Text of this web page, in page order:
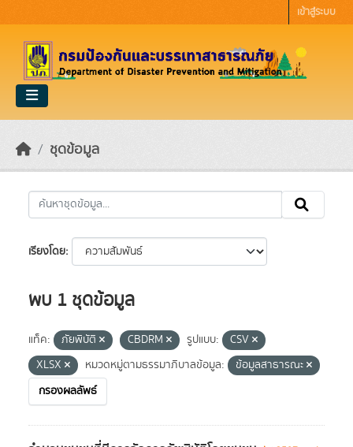
เข้าสู่ระบบ
ชุดข้อมูล
เรียงโดย
พบ 1 ชุดข้อมูล
แท็ค: ภัยพิบัติ CBDRM รูปแบบ:
CSV
XLSX
หมวดหมู่ตามธรรมาภิบาลข้อมูล:
ข้อมูลสาธารณะ
กรองผลลัพธ์